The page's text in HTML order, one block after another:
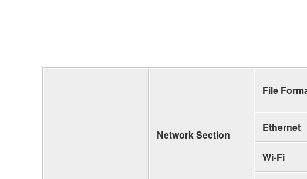
Network Section
File
Ethernet
Wi-Fi